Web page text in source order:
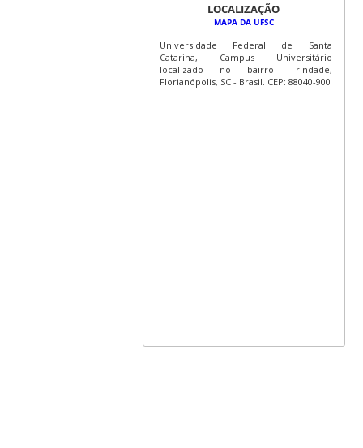
LOCALIZAÇÃO
MAPA DA UFSC
Universidade Federal de Santa
Catarina, Campus Universitário
localizado no bairro Trindade,
Florianópolis, SC - Brasil. CEP: 88040-900